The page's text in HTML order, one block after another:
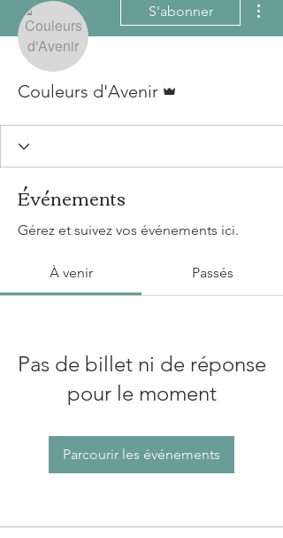
S'abonner
Couleurs d'Avenir
Événements
Gérez et suivez vos événements ici.
À venir Passés
Pas de billet ni de réponse
pour le moment
Parcourir les événements